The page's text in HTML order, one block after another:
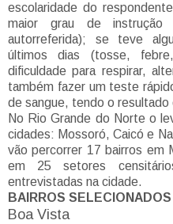
escolaridade do
maior grau de
autorreferida); se teve
últimos dias (tosse,
dificuldade para respirar,
também fazer um teste
de sangue, tendo o
No Rio Grande do Norte o
cidades: Mossoró, Caicó e
vão percorrer 17 bairros em
em 25 setores
entrevistadas na cidade.
BAIRROS
Boa Vista